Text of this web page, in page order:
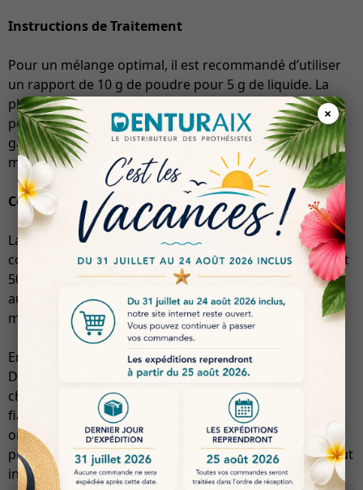
×
Instructions de Traitement
Pour un mélange optimal, il est recommandé d’utiliser
un rapport de 10 g de poudre pour 5 g de liquide. La
phase plastique dure environ 10 minutes, suivie d’une
polymérisation à 45 °C pendant 20 minutes,
garantissant ainsi une solidité et une performance
maximales.
Conditionnements Disponibles
La Dentur Ortho Plus est disponible en
conditionnement par lot comprenant 1 kg de poudre et
500 ml de liquide, ou en unités séparées, permettant
aux professionnels de choisir l’option qui convient le
mieux à leurs besoins.
En conclusion, la résine orthodontique Denturaix |
Dentur Ortho Plus se positionne comme un produit de
choix pour les praticiens à la recherche d’une solution
fiable, précise et durable pour leurs applications
orthodontiques. Sa formulation avancée et ses
propriétés mécaniques exceptionnelles en font un atout
indispensable dans le domaine de l’orthodontie.